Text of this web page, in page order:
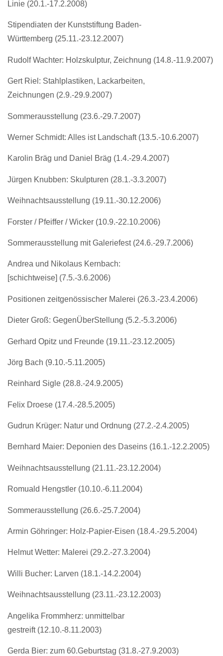
Linie (20.1.-17.2.2008)
Stipendiaten der Kunststiftung Baden-
Württemberg (25.11.-23.12.2007)
Rudolf Wachter: Holzskulptur, Zeichnung (14.8.-11.9.2007)
Gert Riel: Stahlplastiken, Lackarbeiten,
Zeichnungen (2.9.-29.9.2007)
Sommerausstellung (23.6.-29.7.2007)
Werner Schmidt: Alles ist Landschaft (13.5.-10.6.2007)
Karolin Bräg und Daniel Bräg (1.4.-29.4.2007)
Jürgen Knubben: Skulpturen (28.1.-3.3.2007)
Weihnachtsausstellung (19.11.-30.12.2006)
Forster / Pfeiffer / Wicker (10.9.-22.10.2006)
Sommerausstellung mit Galeriefest (24.6.-29.7.2006)
Andrea und Nikolaus Kernbach:
[schichtweise] (7.5.-3.6.2006)
Positionen zeitgenössischer Malerei (26.3.-23.4.2006)
Dieter Groß: GegenÜberStellung (5.2.-5.3.2006)
Gerhard Opitz und Freunde (19.11.-23.12.2005)
Jörg Bach (9.10.-5.11.2005)
Reinhard Sigle (28.8.-24.9.2005)
Felix Droese (17.4.-28.5.2005)
Gudrun Krüger: Natur und Ordnung (27.2.-2.4.2005)
Bernhard Maier: Deponien des Daseins (16.1.-12.2.2005)
Weihnachtsausstellung (21.11.-23.12.2004)
Romuald Hengstler (10.10.-6.11.2004)
Sommerausstellung (26.6.-25.7.2004)
Armin Göhringer: Holz-Papier-Eisen (18.4.-29.5.2004)
Helmut Wetter: Malerei (29.2.-27.3.2004)
Willi Bucher: Larven (18.1.-14.2.2004)
Weihnachtsausstellung (23.11.-23.12.2003)
Angelika Frommherz: unmittelbar
gestreift (12.10.-8.11.2003)
Gerda Bier: zum 60.Geburtstag (31.8.-27.9.2003)